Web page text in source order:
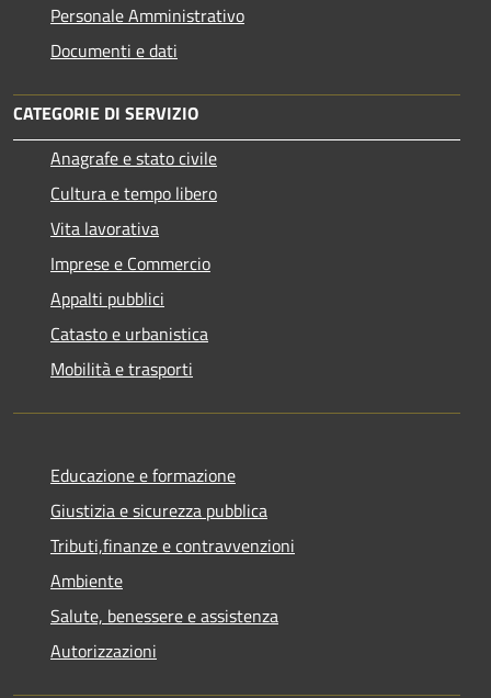
Personale Amministrativo
Documenti e dati
CATEGORIE DI SERVIZIO
Anagrafe e stato civile
Cultura e tempo libero
Vita lavorativa
Imprese e Commercio
Appalti pubblici
Catasto e urbanistica
Mobilità e trasporti
Educazione e formazione
Giustizia e sicurezza pubblica
Tributi,finanze e contravvenzioni
Ambiente
Salute, benessere e assistenza
Autorizzazioni